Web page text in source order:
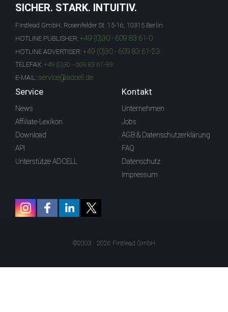
SICHER. STARK. INTUITIV.
Firstlead GmbH, Rosenfelder St. 15-16, 10315 Berlin
HOTLINE PUBLISHER: +49 (0)30 - 609 83 61-0
HOTLINE ADVERTISER: +49 (0)30 - 609 83 61-23
TELEFAX: +49 (0)30 - 609 83 61-99
E-MAIL: service@adcell.de
Service
News
Affiliate-Lexikon
Download
API
Unterstütze ADCELL
Kontakt
Unternehmen
Jobs
AGB & Datenschutzerklärung
FAQ
Datenschutz
Impressum
©2003 - 2026 Firstlead GmbH